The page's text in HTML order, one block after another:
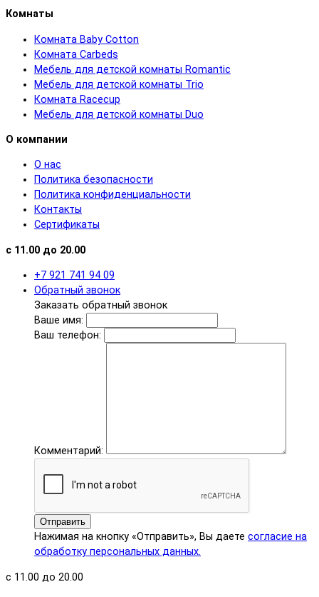
Комнаты
Комната Baby Cotton
Комната Carbeds
Мебель для детской комнаты Romantic
Мебель для детской комнаты Trio
Комната Racecup
Мебель для детской комнаты Duo
О компании
О нас
Политика безопасности
Политика конфиденциальности
Контакты
Сертификаты
с 11.00 до 20.00
+7 921 741 94 09
Обратный звонок
Заказать обратный звонок
Ваше имя:
Ваш телефон:
Комментарий:
Отправить
Нажимая на кнопку «Отправить», Вы даете согласие на
обработку персональных данных.
с 11.00 до 20.00